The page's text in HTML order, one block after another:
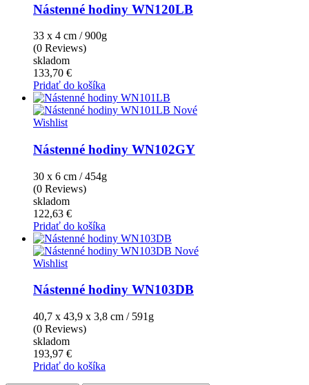
Nástenné hodiny WN120LB
33 x 4 cm / 900g
(0 Reviews)
skladom
133,70 €
Pridať do košíka
Nové
Wishlist
Nástenné hodiny WN102GY
30 x 6 cm / 454g
(0 Reviews)
skladom
122,63 €
Pridať do košíka
Nové
Wishlist
Nástenné hodiny WN103DB
40,7 x 43,9 x 3,8 cm / 591g
(0 Reviews)
skladom
193,97 €
Pridať do košíka